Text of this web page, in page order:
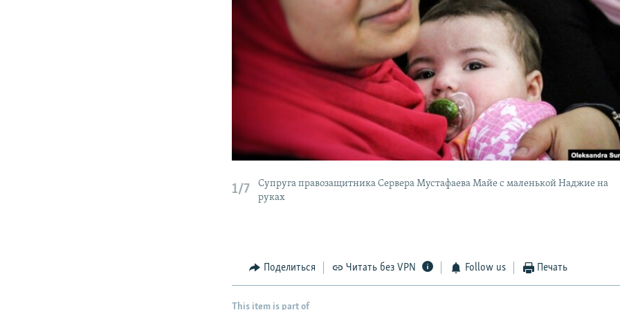
1/7
Супруга правозащитника Сервера Мустафаева Майе с маленькой Наджие на
руках
Поделиться Читать без VPN Follow us Печать
This item is part of